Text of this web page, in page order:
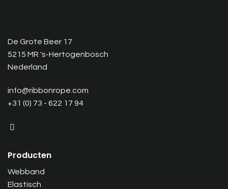
De Grote Beer 17
5215 MR 's-Hertogenbosch
Nederland
info@ribbonrope.com
+31 (0) 73 - 622 17 94
Producten
Webband
Elastisch